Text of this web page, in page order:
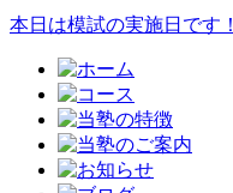
本日は模試の実施日です！